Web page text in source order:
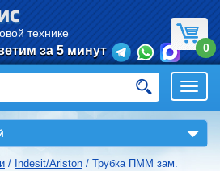
технике
за 5 минут 0
▼
/ Indesit/Ariston / Трубка ПММ зам.